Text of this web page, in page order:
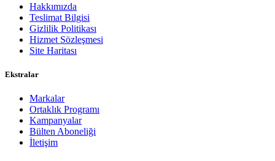
Hakkımızda
Teslimat Bilgisi
Gizlilik Politikası
Hizmet Sözleşmesi
Site Haritası
Ekstralar
Markalar
Ortaklık Programı
Kampanyalar
Bülten Aboneliği
İletişim